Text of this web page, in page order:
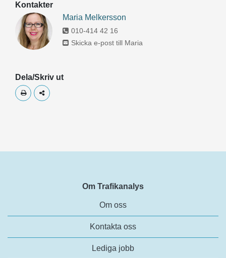
Kontakter
Maria Melkersson
010-414 42 16
Skicka e-post till Maria
Dela/Skriv ut
Skriv utDela
Om Trafikanalys
Om oss
Kontakta oss
Lediga jobb